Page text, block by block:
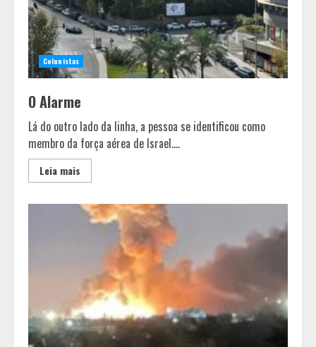
Colunistas
O Alarme
Lá do outro lado da linha, a pessoa se identificou como
membro da força aérea de Israel....
Leia mais